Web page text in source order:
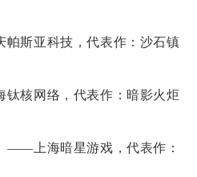
斯亚科技，代表作：沙石镇
核网络，代表作：暗影火炬
——上海暗星游戏，代表作：